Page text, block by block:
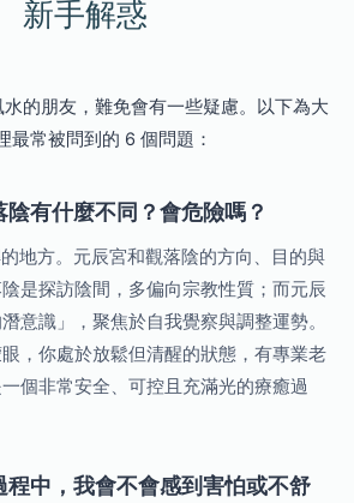
新手解惑
的朋友，難免會有一些疑慮。以下為大
最常被問到的 6 個問題：
有什麼不同？會危險嗎？
地方。元辰宮和觀落陰的方向、目的與
是探訪陰間，多偏向宗教性質；而元辰
意識」，聚焦於自我覺察與調整運勢。
，你處於放鬆但清醒的狀態，有專業老
個非常安全、可控且充滿光的療癒過
程中，我會不會感到害怕或不舒